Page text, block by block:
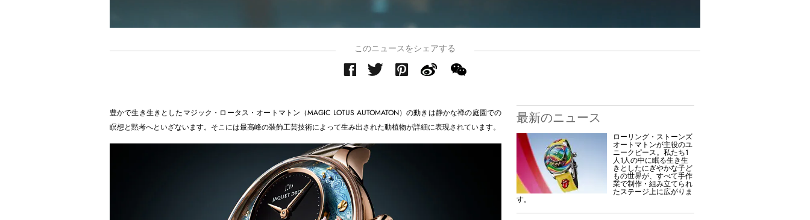
このニュースをシェアする
豊かで生き生きとしたマジック・ロータス・オートマトン（MAGIC LOTUS AUTOMATON）の動きは静かな禅の庭園での
瞑想と黙考へといざないます。そこには最高峰の装飾工芸技術によって生み出された動植物が詳細に表現されています。
最新のニュース
ローリング・ストーンズ
オートマトンが主役のユ
ニークピース。私たち1
人1人の中に眠る生き生
きとしたにぎやかな子ど
もの世界が、すべて手作
業で制作・組み立てられ
たステージ上に広がりま
す。